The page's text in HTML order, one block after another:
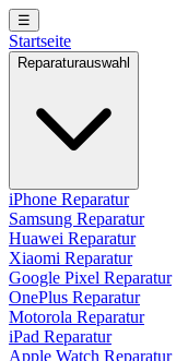
☰
Startseite
Reparaturauswahl
iPhone Reparatur
Samsung Reparatur
Huawei Reparatur
Xiaomi Reparatur
Google Pixel Reparatur
OnePlus Reparatur
Motorola Reparatur
iPad Reparatur
Apple Watch Reparatur